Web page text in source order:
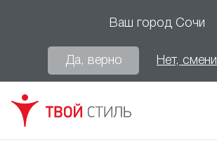
Ваш город Сочи
Да, верно Нет,